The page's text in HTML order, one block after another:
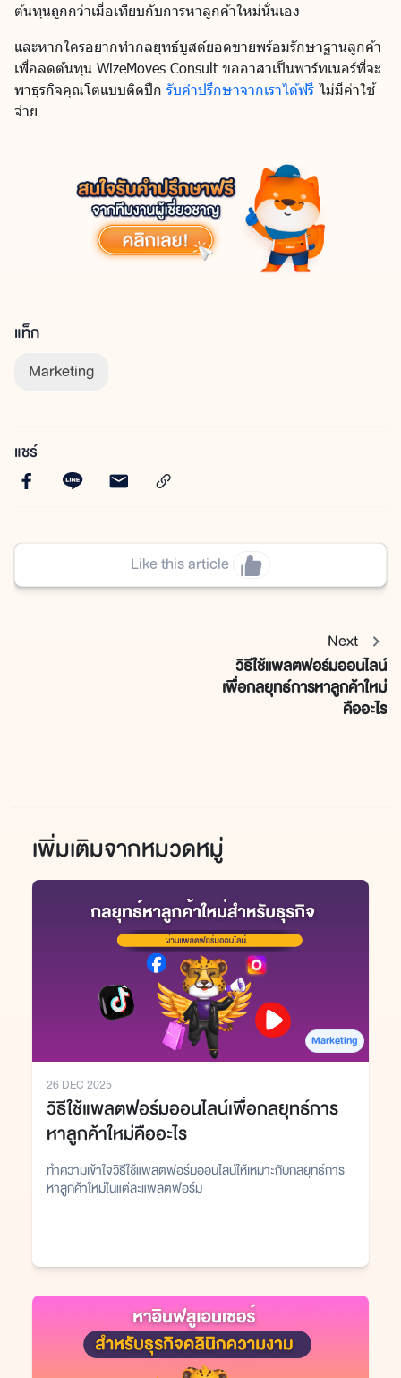
ต้นทุนถูกกว่าเมื่อเทียบกับการหาลูกค้าใหม่นั่นเอง
และหากใครอยากทำกลยุทธ์บูสต์ยอดขายพร้อมรักษาฐานลูกค้า
เพื่อลดต้นทุน WizeMoves Consult ขออาสาเป็นพาร์ทเนอร์ที่จะ
พาธุรกิจคุณโตแบบติดปีก รับคำปรึกษาจากเราได้ฟรี ไม่มีค่าใช้
จ่าย
แท็ก
Marketing
แชร์
Like this article
Next
วิธีใช้แพลตฟอร์มออนไลน์
เพื่อกลยุทธ์การหาลูกค้าใหม่
คืออะไร
เพิ่มเติมจากหมวดหมู่
Marketing
26 DEC 2025
วิธีใช้แพลตฟอร์มออนไลน์เพื่อกลยุทธ์การ
หาลูกค้าใหม่คืออะไร
ทำความเข้าใจวิธีใช้แพลตฟอร์มออนไลน์ให้เหมาะกับกลยุทธ์การ
หาลูกค้าใหม่ในแต่ละแพลตฟอร์ม